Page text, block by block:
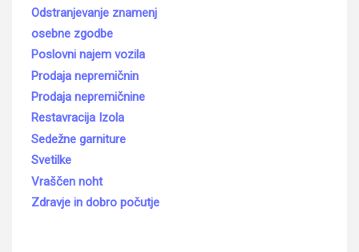
Odstranjevanje znamenj
osebne zgodbe
Poslovni najem vozila
Prodaja nepremičnin
Prodaja nepremičnine
Restavracija Izola
Sedežne garniture
Svetilke
Vraščen noht
Zdravje in dobro počutje